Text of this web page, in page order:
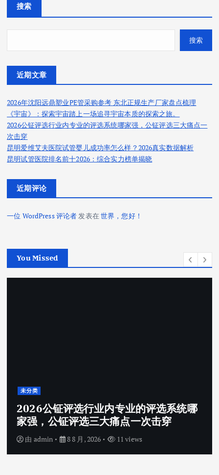
搜索
搜索
近期文章
2026年沈阳远鼎塑业PE管采购参考 东北正规生产厂家盘点梳理
《宇宙》：探索宇宙踏上一场追寻宇宙本质的探索之旅。
2026公钲评选行业内专业的评选系统哪家强，公钲评选三大痛点一
次击穿
昆明爱维艾夫医院试管婴儿成功率怎么样？2026真实数据解析
昆明试管医院排名前十2026：综合实力榜单揭晓
近期评论
一位 WordPress 评论者 发表在世界，您好！
You Missed
未分类
2026公钲评选行业内专业的评选系统哪
家强，公钲评选三大痛点一次击穿
由 admin 8 8 月, 2026 11 views